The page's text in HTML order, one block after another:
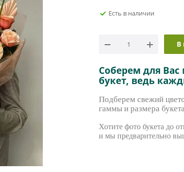
Есть в наличии
В
Соберем для
букет, ведь
Подберем свежий
гаммы и размера
Хотите фото букета до
и мы предварительно